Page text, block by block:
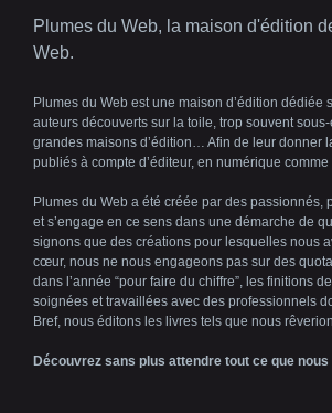
Plumes du Web, la maison d'édition
Web.
Plumes du Web est une maison d’édition dédiée
auteurs découverts sur la toile, trop souvent
grandes maisons d’édition… Afin de leur donner
publiés à compte d’éditeur, en numérique
Plumes du Web a été créée par des passionnés,
et s’engage en ce sens dans une démarche de
signons que des créations pour lesquelles nous
cœur, nous ne nous engageons pas sur des
dans l’année “pour faire du chiffre”, les finitions
soignées et travaillées avec des professionnels
Bref, nous éditons les livres tels que nous
Découvrez sans plus attendre tout ce que